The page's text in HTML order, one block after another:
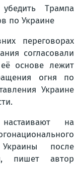
Трампа
по Украине
переговорах
согласовали
основе лежит
огня по
Украине
на
после
пишет автор